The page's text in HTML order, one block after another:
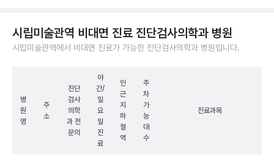
시립미술관역 비대면 진료 진단검사의학과 병원
시립미술관역에서 비대면 진료가 가능한 진단검사의학과 병원입니다.
병
원
명
주
소
진단
검사
의학
과 전
문의
야
간/
일
요
일
진
료
인
근
지
하
철
역
주
차
가
능
대
수
진료과목